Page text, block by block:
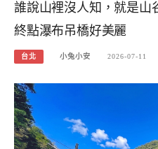
誰說山裡沒人知，就是山
終點瀑布吊橋好美麗
台北 小兔小安 2026-07-11